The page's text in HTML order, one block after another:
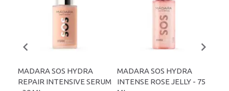
MADARA SOS HYDRA
REPAIR INTENSIVE SERUM
MADARA SOS HYDRA
INTENSE ROSE JELLY - 75